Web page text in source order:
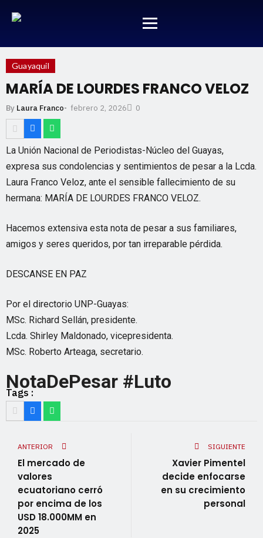
Guayaquil
MARÍA DE LOURDES FRANCO VELOZ
By Laura Franco- febrero 2, 2026 0
La Unión Nacional de Periodistas-Núcleo del Guayas,
expresa sus condolencias y sentimientos de pesar a la Lcda.
Laura Franco Veloz, ante el sensible fallecimiento de su
hermana: MARÍA DE LOURDES FRANCO VELOZ.
Hacemos extensiva esta nota de pesar a sus familiares,
amigos y seres queridos, por tan irreparable pérdida.
DESCANSE EN PAZ
Por el directorio UNP-Guayas:
MSc. Richard Sellán, presidente.
Lcda. Shirley Maldonado, vicepresidenta.
MSc. Roberto Arteaga, secretario.
NotaDePesar #Luto
Tags :
ANTERIOR
El mercado de
valores
ecuatoriano cerró
por encima de los
USD 18.000MM en
2025
SIGUIENTE
Xavier Pimentel
decide enfocarse
en su crecimiento
personal